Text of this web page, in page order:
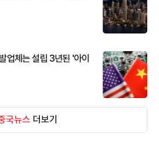
업체는 설립 3년된 '아이
국뉴스 더보기